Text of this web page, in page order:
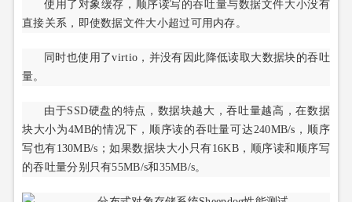
使用了对象缓存，顺序读写的吞吐量与数据文件大小没有
直接关系，即使数据文件大小超过可用内存。
同时也使用了virtio，并没有因此降低读取大数据块的吞吐
量。
由于SSD硬盘的特点，数据块越大，吞吐量越高，在数据
块大小为4MB的情况下，顺序读的吞吐量可达240MB/s，顺序
写也有130MB/s；如果数据块大小只有16KB，顺序读和顺序写
的吞吐量分别只有55MB/s和35MB/s。